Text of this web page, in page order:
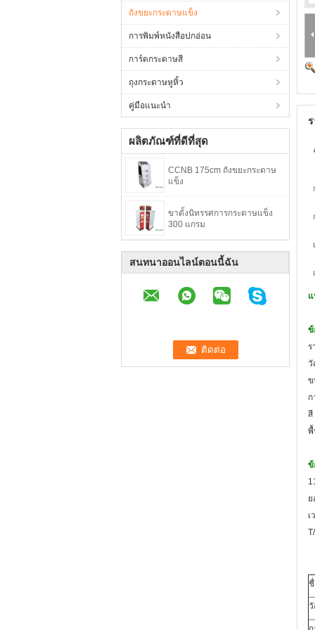
ถังขยะกระดาษแข็ง
การพิมพ์หนังสือปกอ่อน
การ์ดกระดาษสี
ถุงกระดาษหูหิ้ว
คู่มือแนะนำ
ผลิตภัณฑ์ที่ดีที่สุด
CCNB 175cm ถังขยะกระดาษ
แข็ง
ขาตั้งนิทรรศการกระดาษแข็ง
300 แกรม
สนทนาออนไลน์ตอนนี้ฉัน
ข้
ร
วั
ข
สี
พื้
ข้
เ
วั